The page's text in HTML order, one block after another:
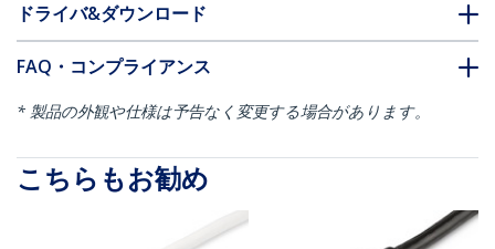
ドライバ&ダウンロード
FAQ・コンプライアンス
* 製品の外観や仕様は予告なく変更する場合があります。
こちらもお勧め